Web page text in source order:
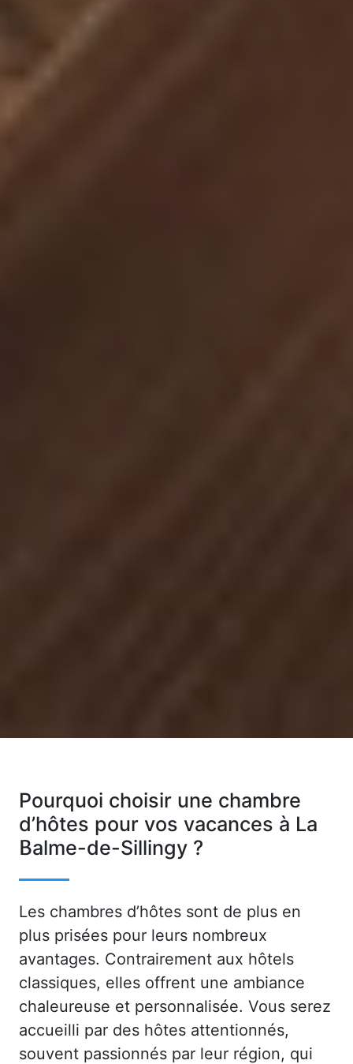
Pourquoi choisir une chambre
d’hôtes pour vos vacances à La
Balme-de-Sillingy ?
Les chambres d’hôtes sont de plus en
plus prisées pour leurs nombreux
avantages. Contrairement aux hôtels
classiques, elles offrent une ambiance
chaleureuse et personnalisée. Vous serez
accueilli par des hôtes attentionnés,
souvent passionnés par leur région, qui